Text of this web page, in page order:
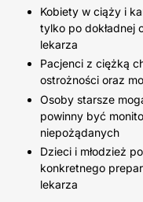
Kobiety w ciąży i
tylko po dokładnej
lekarza
Pacjenci z ciężką
ostrożności oraz
Osoby starsze
powinny być
niepożądanych
Dzieci i młodzież
konkretnego
lekarza